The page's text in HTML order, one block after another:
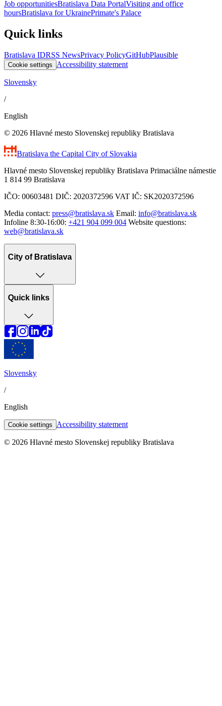
Job opportunitiesBratislava Data PortalVisiting and office
hoursBratislava for UkrainePrimate's Palace
Quick links
Bratislava IDRSS NewsPrivacy PolicyGitHubPlausible
Cookie settings Accessibility statement
Slovensky
/
English
© 2026 Hlavné mesto Slovenskej republiky Bratislava
Bratislava the Capital City of Slovakia
Hlavné mesto Slovenskej republiky Bratislava Primaciálne námestie
1 814 99 Bratislava
IČO: 00603481 DIČ: 2020372596 VAT IČ: SK2020372596
Media contact: press@bratislava.sk Email: info@bratislava.sk
Infoline 8:30-16:00: +421 904 099 004 Website questions:
web@bratislava.sk
City of Bratislava
Quick links
Slovensky
/
English
Cookie settings Accessibility statement
© 2026 Hlavné mesto Slovenskej republiky Bratislava